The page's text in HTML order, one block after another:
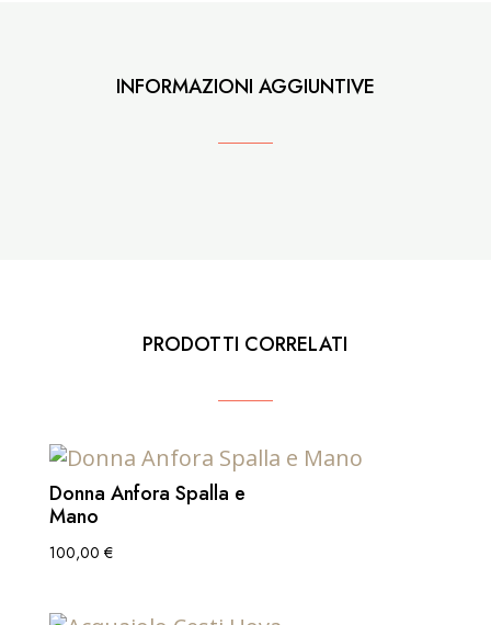
INFORMAZIONI AGGIUNTIVE
PRODOTTI CORRELATI
Donna Anfora Spalla e
Mano
100,00 €